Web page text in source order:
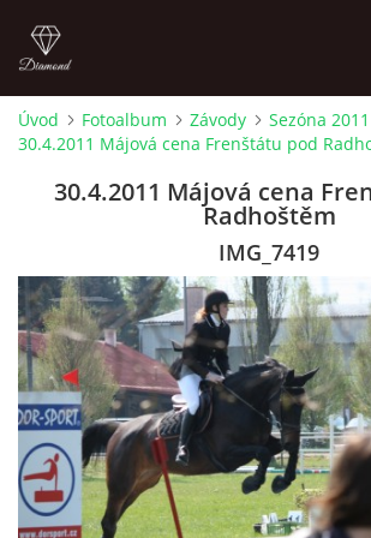
ÚVOD
KONTAKT
SLUŽBY
JEŽDĚNÍ PRO VEŘEJNOST
FOTOALBUM
Úvod Fotoalbum Závody
Sezóna 2011
30.4.2011 Májová cena Frenštátu pod
30.4.2011 Májová cena
Radhoštěm
IMG_7419